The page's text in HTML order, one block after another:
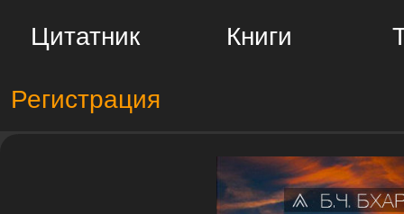
Цитатник Книги
Регистрация